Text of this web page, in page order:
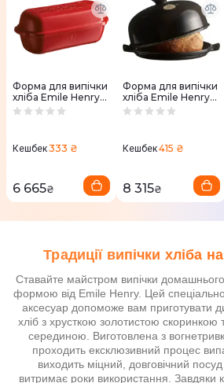
Форма для випічки
хліба Emile Henry
39,5*15*16 см, 4,5 л
Кешбек333 ₴
6 665₴
Форма для випічки
хліба Emile Henry
34*16,5*28,5 см, 4,5
Кешбек415 ₴
8 315₴
Традиції випічки хліба
Ставайте майстром випічки
формою від Emile Henry. Цей
аксесуар допоможе вам приготувати
хліб з хрусткою золотистою скоринкою
серединою. Виготовлена з
проходить ексклюзивний процес
виходить міцний, довговічний
витримає роки використання. Завдяки